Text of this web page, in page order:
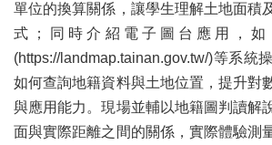
下
載
專
區
主
題
單位的換算關係，讓學生理解土地面積
式；同時介紹電子圖台應用，如
(https://landmap.tainan.gov.tw/)等系統
如何查詢地籍資料與土地位置，提升對
與應用能力。現場並輔以地籍圖判讀解
面與實際距離之間的關係，實際體驗測